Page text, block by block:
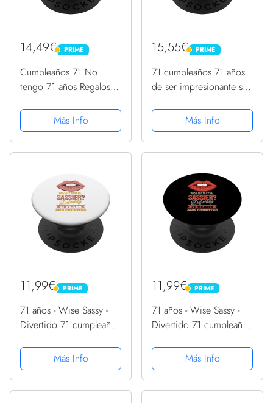
14,49€ PRIME
PRIME
Cumpleaños 71 No
tengo 71 años Regalos
PopSockets PopGrip:
Agarre intercambiable
para Teléfonos y Tabletas
Más Info
15,55€ PRIME
PRIME
71 cumpleaños 71 años
de ser impresionante ser
PopSockets PopGrip
Intercambiable
Más Info
11,99€ PRIME
PRIME
71 años - Wise Sassy -
Divertido 71 cumpleaños
Intercambiable
Más Info
11,99€ PRIME
PRIME
71 años - Wise Sassy -
Divertido 71 cumpleaños
Intercambiable
Más Info